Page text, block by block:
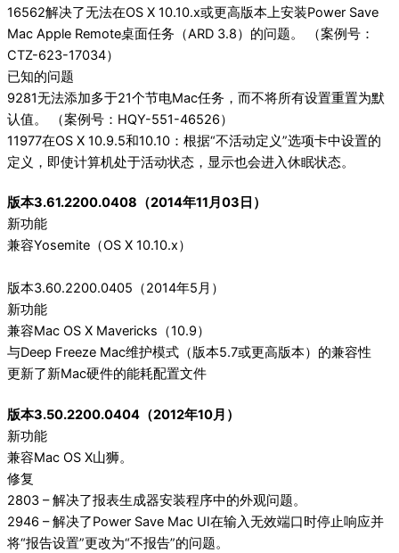
16562解决了无法在OS X 10.10.x或更高版本上安装Power Save
Mac Apple Remote桌面任务（ARD 3.8）的问题。 （案例号：
CTZ-623-17034）
已知的问题
9281无法添加多于21个节电Mac任务，而不将所有设置重置为默
认值。 （案例号：HQY-551-46526）
11977在OS X 10.9.5和10.10：根据“不活动定义”选项卡中设置的
定义，即使计算机处于活动状态，显示也会进入休眠状态。
版本3.61.2200.0408（2014年11月03日）
新功能
兼容Yosemite（OS X 10.10.x）
版本3.60.2200.0405（2014年5月）
新功能
兼容Mac OS X Mavericks（10.9）
与Deep Freeze Mac维护模式（版本5.7或更高版本）的兼容性
更新了新Mac硬件的能耗配置文件
版本3.50.2200.0404（2012年10月）
新功能
兼容Mac OS X山狮。
修复
2803 – 解决了报表生成器安装程序中的外观问题。
2946 – 解决了Power Save Mac UI在输入无效端口时停止响应并
将“报告设置”更改为“不报告”的问题。